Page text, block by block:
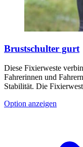
Brustschulter gurt
Diese Fixierweste
Fahrerinnen und
Stabilität. Die
Option anzeigen